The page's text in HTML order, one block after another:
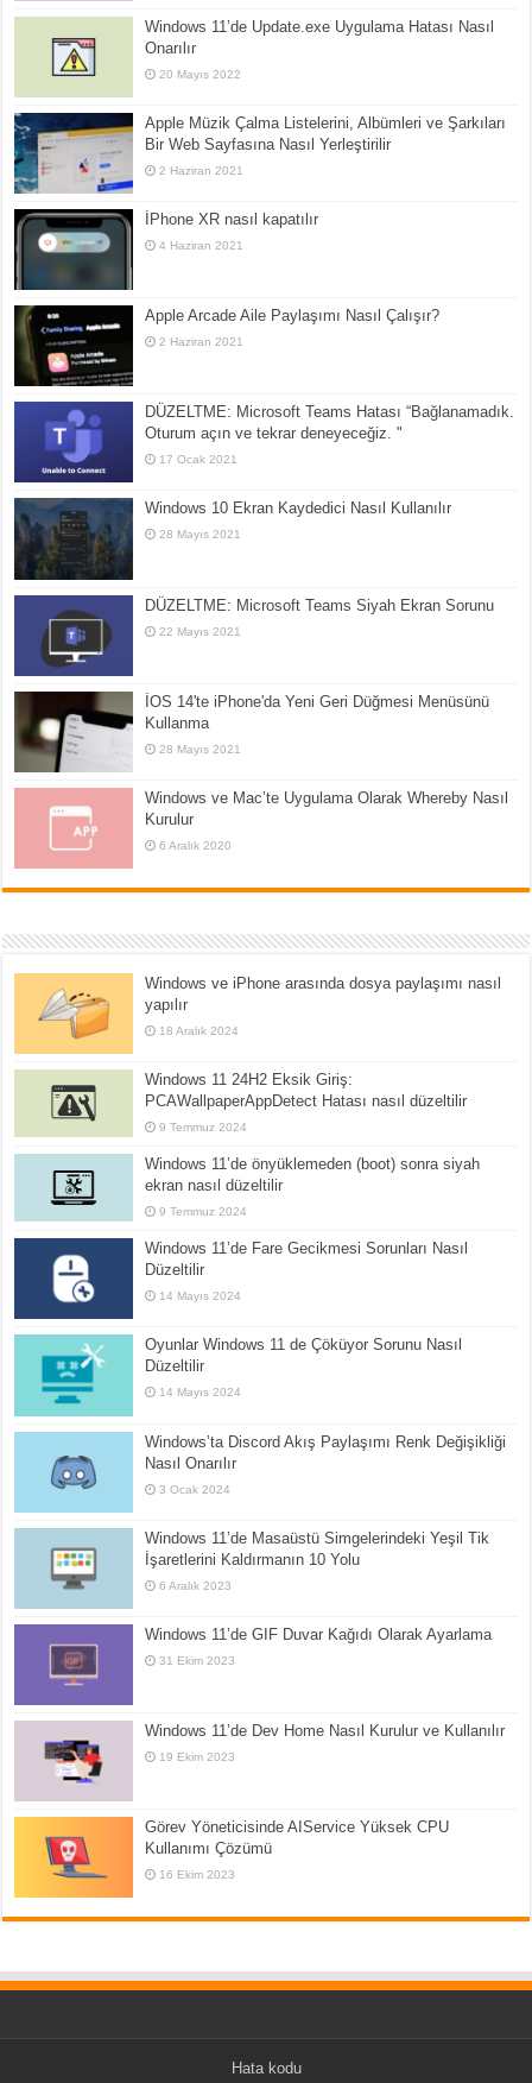
Windows 11’de Update.exe Uygulama Hatası Nasıl
Onarılır
20 Mayıs 2022
Apple Müzik Çalma Listelerini, Albümleri ve Şarkıları
Bir Web Sayfasına Nasıl Yerleştirilir
2 Haziran 2021
İPhone XR nasıl kapatılır
4 Haziran 2021
Apple Arcade Aile Paylaşımı Nasıl Çalışır?
2 Haziran 2021
DÜZELTME: Microsoft Teams Hatası “Bağlanamadık.
Oturum açın ve tekrar deneyeceğiz. "
17 Ocak 2021
Windows 10 Ekran Kaydedici Nasıl Kullanılır
28 Mayıs 2021
DÜZELTME: Microsoft Teams Siyah Ekran Sorunu
22 Mayıs 2021
İOS 14'te iPhone'da Yeni Geri Düğmesi Menüsünü
Kullanma
28 Mayıs 2021
Windows ve Mac’te Uygulama Olarak Whereby Nasıl
Kurulur
6 Aralık 2020
Windows ve iPhone arasında dosya paylaşımı nasıl
yapılır
18 Aralık 2024
Windows 11 24H2 Eksik Giriş:
PCAWallpaperAppDetect Hatası nasıl düzeltilir
9 Temmuz 2024
Windows 11’de önyüklemeden (boot) sonra siyah
ekran nasıl düzeltilir
9 Temmuz 2024
Windows 11’de Fare Gecikmesi Sorunları Nasıl
Düzeltilir
14 Mayıs 2024
Oyunlar Windows 11 de Çöküyor Sorunu Nasıl
Düzeltilir
14 Mayıs 2024
Windows’ta Discord Akış Paylaşımı Renk Değişikliği
Nasıl Onarılır
3 Ocak 2024
Windows 11’de Masaüstü Simgelerindeki Yeşil Tik
İşaretlerini Kaldırmanın 10 Yolu
6 Aralık 2023
Windows 11’de GIF Duvar Kağıdı Olarak Ayarlama
31 Ekim 2023
Windows 11’de Dev Home Nasıl Kurulur ve Kullanılır
19 Ekim 2023
Görev Yöneticisinde AIService Yüksek CPU
Kullanımı Çözümü
16 Ekim 2023
Hata kodu